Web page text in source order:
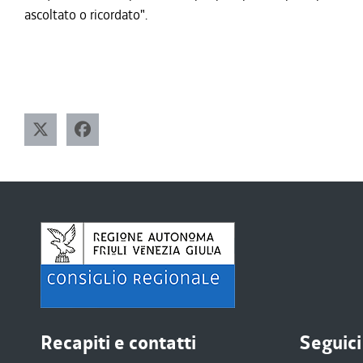
ascoltato o ricordato".
Recapiti e contatti